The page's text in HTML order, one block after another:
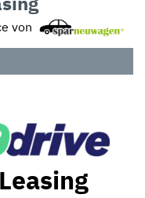
von